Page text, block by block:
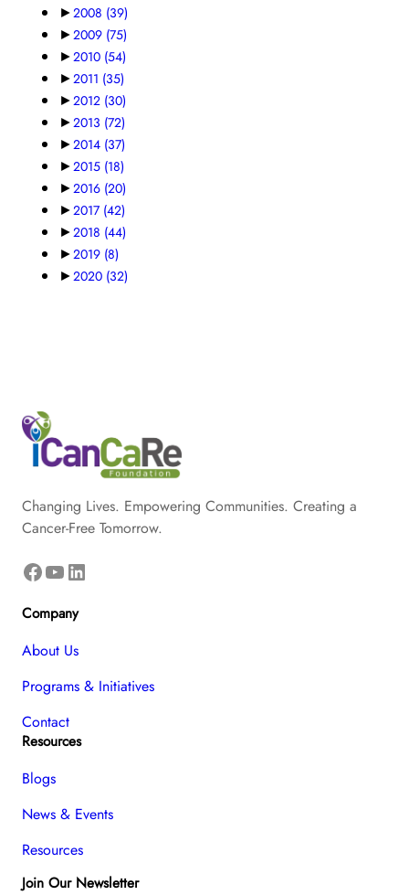
►2008 (39)
►2009 (75)
►2010 (54)
►2011 (35)
►2012 (30)
►2013 (72)
►2014 (37)
►2015 (18)
►2016 (20)
►2017 (42)
►2018 (44)
►2019 (8)
►2020 (32)
Changing Lives. Empowering Communities. Creating a
Cancer-Free Tomorrow.
Facebook YouTube LinkedIn
Company
About Us
Programs & Initiatives
Contact
Resources
Blogs
News & Events
Resources
Join Our Newsletter